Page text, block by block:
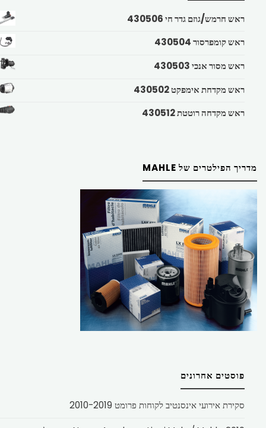
ראש חרמש/גוזם גדר חי 430506
ראש קומפרסור 430504
ראש מסור אנכי 430503
ראש מקדחת אימפקט 430502
ראש מקדחה רוטטת 430512
מדריך הפילטרים של MAHLE
פוסטים אחרונים
סקירת אירועי אינסנטיב לקוחות פרומט 2010-2019